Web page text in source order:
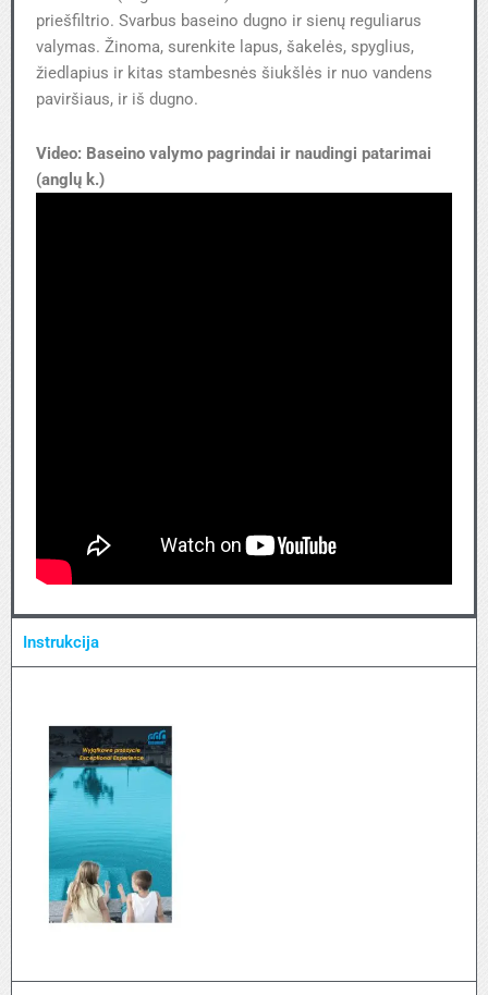
priešfiltrio. Svarbus baseino dugno ir sienų reguliarus
valymas. Žinoma, surenkite lapus, šakelės, spyglius,
žiedlapius ir kitas stambesnės šiukšlės ir nuo vandens
paviršiaus, ir iš dugno.
Video: Baseino valymo pagrindai ir naudingi patarimai
(anglų k.)
Instrukcija